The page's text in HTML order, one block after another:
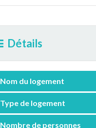
Détails
Nom du logement
Type de logement
Nombre de personnes